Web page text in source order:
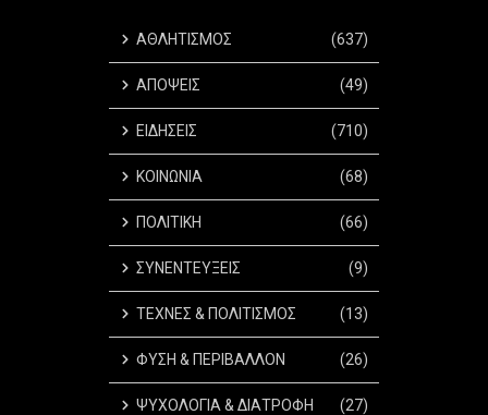
ΑΘΛΗΤΙΣΜΟΣ (637)
ΑΠΟΨΕΙΣ (49)
ΕΙΔΗΣΕΙΣ (710)
ΚΟΙΝΩΝΙΑ (68)
ΠΟΛΙΤΙΚΗ (66)
ΣΥΝΕΝΤΕΥΞΕΙΣ (9)
ΤΕΧΝΕΣ & ΠΟΛΙΤΙΣΜΟΣ (13)
ΦΥΣΗ & ΠΕΡΙΒΑΛΛΟΝ (26)
ΨΥΧΟΛΟΓΙΑ & ΔΙΑΤΡΟΦΗ (27)